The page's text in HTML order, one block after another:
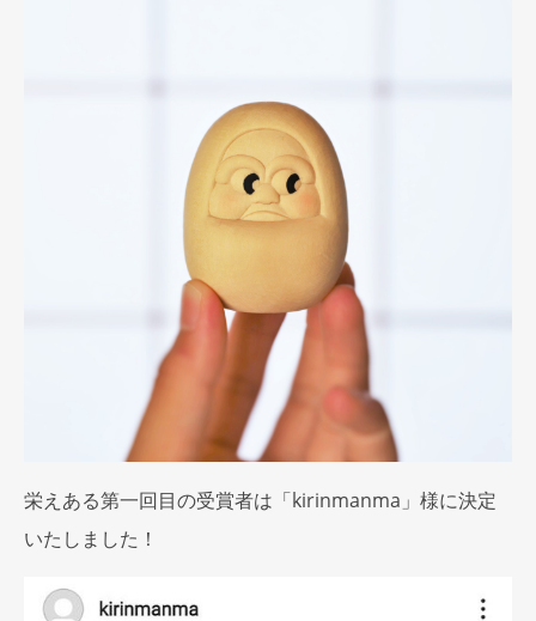
栄えある第一回目の受賞者は「kirinmanma」様に決定
いたしました！